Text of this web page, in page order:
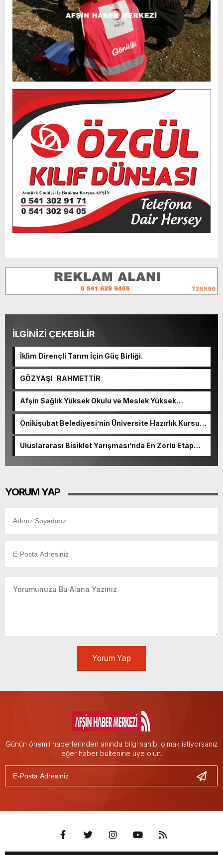
İLGİNİZİ ÇEKEBİLİR
İklim Dirençli Tarım İçin Güç Birliği.
GÖZYAŞI RAHMETTİR
Afşin Sağlık Yüksek Okulu ve Meslek Yüksek
Okulunda görev değişimi!
Onikişubat Belediyesi’nin Üniversite Hazırlık Kursu
başvurularında son gün 7 Ağustos.
Uluslararası Bisiklet Yarışması’nda En Zorlu Etap
YORUM YAP
Yorum Yap
Günün önemli haberlerinden anında bilgi sahibi olmak istiyorsanız
eğer haber bültenine üye olun.